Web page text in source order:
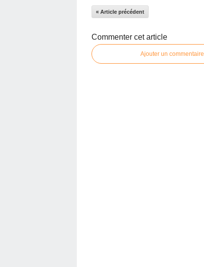
« Article précédent
Commenter cet article
Ajouter un commentaire